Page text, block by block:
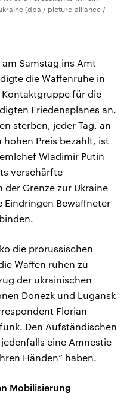
(dpa / picture-alliance /
Samstag ins Amt
die Waffenruhe in
Kontaktgruppe für die
Friedensplanes an.
sterben, jeder Tag, an
Preis bezahlt, ist
Wladimir Putin
verschärfte
Grenze zur Ukraine
Bewaffneter
die prorussischen
Waffen ruhen zu
der ukrainischen
Donezk und Lugansk
Florian
Den Aufständischen
eine Amnestie
Händen“ haben.
Mobilisierung